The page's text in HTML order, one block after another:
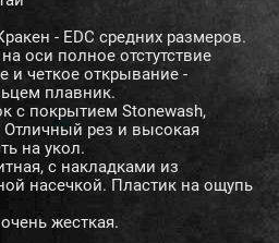
- EDC средних размеров.
оси полное отстутствие
и четкое открывание -
плавник.
с покрытием Stonewash,
рез и высокая
на укол.
с накладками из
насечкой. Пластик на ощупь
жесткая.